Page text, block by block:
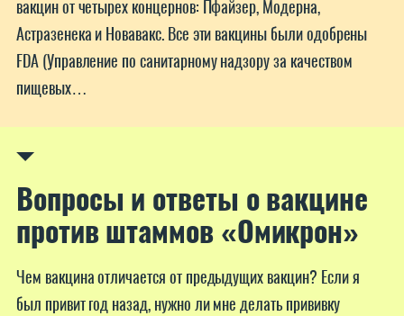
вакцин от четырех концернов: Пфайзер, Модерна,
Астразенека и Новавакс. Все эти вакцины были одобрены
FDA (Управление по санитарному надзору за качеством
пищевых…
Вопросы и ответы о вакцине
против штаммов «Омикрон»
Чем вакцина отличается от предыдущих вакцин? Если я
был привит год назад, нужно ли мне делать прививку